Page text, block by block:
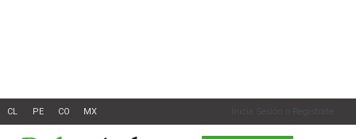
Inicia Sesión o Registrate